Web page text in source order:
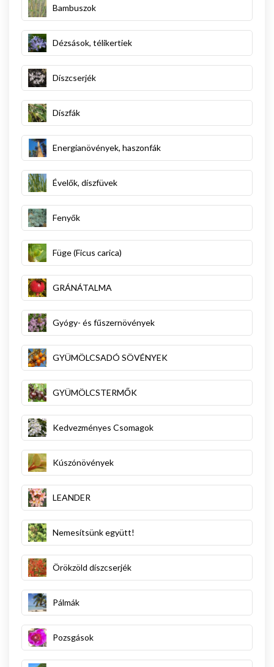
Bambuszok
Dézsások, télikertiek
Díszcserjék
Díszfák
Energianövények, haszonfák
Évelők, díszfüvek
Fenyők
Füge (Ficus carica)
GRÁNÁTALMA
Gyógy- és fűszernövények
GYÜMÖLCSADÓ SÖVÉNYEK
GYÜMÖLCSTERMŐK
Kedvezményes Csomagok
Kúszónövények
LEANDER
Nemesítsünk együtt!
Örökzöld díszcserjék
Pálmák
Pozsgások